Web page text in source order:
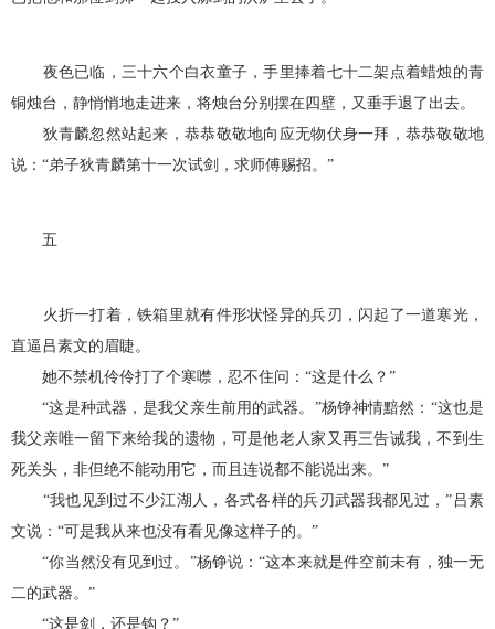
夜色已临，三十六个白衣童子，手里捧着七十二架点着蜡烛的青
铜烛台，静悄悄地走进来，将烛台分别摆在四壁，又垂手退了出去。
狄青麟忽然站起来，恭恭敬敬地向应无物伏身一拜，恭恭敬敬地
说：“弟子狄青麟第十一次试剑，求师傅赐招。”
五
火折一打着，铁箱里就有件形状怪异的兵刃，闪起了一道寒光，
直逼吕素文的眉睫。
她不禁机伶伶打了个寒噤，忍不住问：“这是什么？”
“这是种武器，是我父亲生前用的武器。”杨铮神情黯然：“这也是
我父亲唯一留下来给我的遗物，可是他老人家又再三告诫我，不到生
死关头，非但绝不能动用它，而且连说都不能说出来。”
“我也见到过不少江湖人，各式各样的兵刃武器我都见过，”吕素
文说：“可是我从来也没有看见像这样子的。”
“你当然没有见到过。”杨铮说：“这本来就是件空前未有，独一无
二的武器。”
“这是剑，还是钩？”